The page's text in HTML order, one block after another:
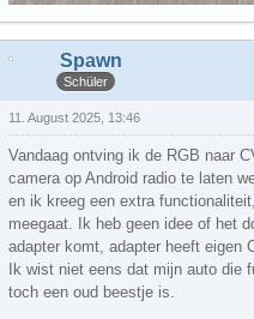
Spawn
Schüler
11. August 2025, 13:46
Vandaag ontving ik de RGB naar
camera op Android radio te laten
en ik kreeg een extra
meegaat. Ik heb geen idee of het
adapter komt, adapter heeft eigen
Ik wist niet eens dat mijn auto die
toch een oud beestje is.